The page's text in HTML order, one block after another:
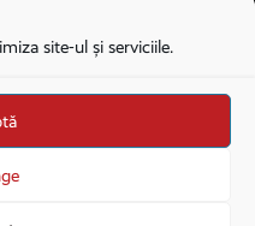
site-ul și serviciile.
Community, sub licența SC